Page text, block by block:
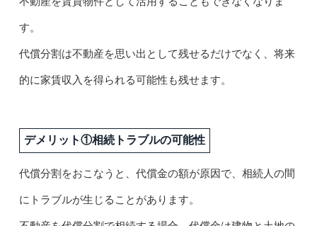
す。
代償分割は不動産を思い出として残せるだけでなく、将来
的に家賃収入を得られる可能性も残せます。
デメリット①相続トラブルの可能性
代償分割をおこなうと、代償金の額が原因で、相続人の間
にトラブルが生じることがあります。